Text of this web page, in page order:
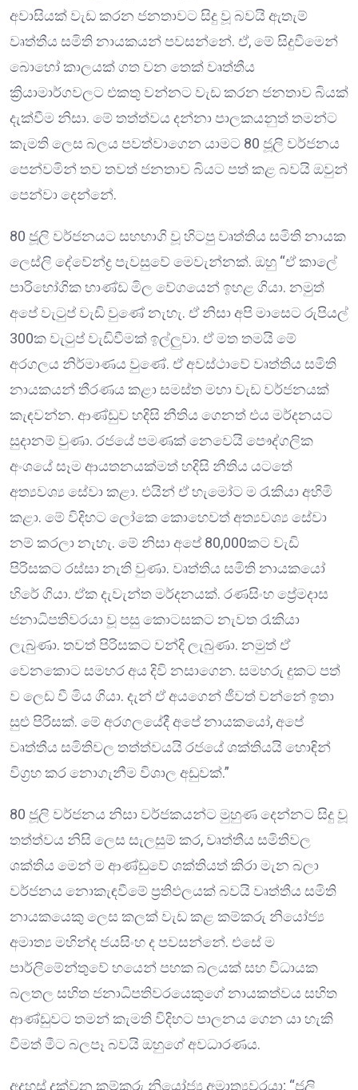
අවාසියක් වැඩ කරන ජනතාවට සිදු වූ බවයි ඇතැම්
වෘත්තීය සමිති නායකයන් පවසන්නේ. ඒ, මේ සිදුවීමෙන්
බොහෝ කාලයක් ගත වන තෙක් වෘත්තීය
ක්‍රියාමාර්ගවලට එකතු වන්නට වැඩ කරන ජනතාව බියක්
දැක්වීම නිසා. මේ තත්ත්වය දන්නා පාලකයනුත් තමන්ට
කැමති ලෙස බලය පවත්වාගෙන යාමට 80 ජූලි වර්ජනය
පෙන්වමින් තව තවත් ජනතාව බියට පත් කළ බවයි ඔවුන්
පෙන්වා දෙන්නේ.
80 ජූලි වර්ජනයට සහභාගි වූ හිටපු වෘත්තිය සමිති නායක
ලෙස්ලි දේවේන්ද්‍ර පැවසුවේ මෙවැන්නක්. ඔහු “ඒ කාලේ
පාරිභෝගික භාණ්ඩ මිල වේගයෙන් ඉහළ ගියා. නමුත්
අපේ වැටුප් වැඩි වුණේ නැහැ. ඒ නිසා අපි මාසෙට රුපියල්
300ක වැටුප් වැඩිවීමක් ඉල්ලුවා. ඒ මත තමයි මේ
අරගලය නිර්මාණය වුණේ. ඒ අවස්ථාවේ වෘත්තිය සමිති
නායකයන් තීරණය කළා සමස්ත මහා වැඩ වර්ජනයක්
කැඳවන්න. ආණ්ඩුව හදිසි නීතිය ගෙනත් එය මර්දනයට
සුදානම් වුණා. රජයේ පමණක් නෙවෙයි පෞද්ගලික
අංශයේ සෑම ආයතනයක්මත් හදිසි නීතිය යටතේ
අත්‍යවශ්‍ය සේවා කළා. එයින් ඒ හැමෝට ම රැකියා අහිමි
කළා. මේ විදිහට ලෝකෙ කොහෙවත් අත්‍යවශ්‍ය සේවා
නම් කරලා නැහැ. මේ නිසා අපේ 80,000කට වැඩි
පිරිසකට රස්සා නැති වුණා. වෘත්තිය සමිති නායකයෝ
හිරේ ගියා. ඒක දැවැන්ත මර්දනයක්. රණසිංහ ප්‍රේමදාස
ජනාධිපතිවරයා වූ පසු කොටසකට නැවත රැකියා
ලැබුණා. තවත් පිරිසකට වන්දි ලැබුණා. නමුත් ඒ
වෙනකොට සමහර අය දිවි නසාගෙන. සමහරු දුකට පත්
ව ලෙඩ වී මිය ගියා. දැන් ඒ අයගෙන් ජීවත් වන්නේ ඉතා
සුළු පිරිසක්. මේ අරගලයේදී අපේ නායකයෝ, අපේ
වෘත්තීය සමිතිවල තත්ත්වයයි රජයේ ශක්තියයි හොඳින්
විග්‍රහ කර නොගැනීම විශාල අඩුවක්.”
80 ජූලි වර්ජනය නිසා වර්ජකයන්ට මුහුණ දෙන්නට සිදු වූ
තත්ත්වය නිසි ලෙස සැලසුම් කර, වෘත්තීය සමිතිවල
ශක්තිය මෙන් ම ආණ්ඩුවේ ශක්තියත් කිරා මැන බලා
වර්ජනය නොකැඳවීමේ ප්‍රතිඵලයක් බවයි වෘත්තීය සමිති
නායකයෙකු ලෙස කලක් වැඩ කළ කම්කරු නියෝජ්‍ය
අමාත්‍ය මහින්ද ජයසිංහ ද පවසන්නේ. එසේ ම
පාර්ලිමේන්තුවේ හයෙන් පහක බලයක් සහ විධායක
බලතල සහිත ජනාධිපතිවරයෙකුගේ නායකත්වය සහිත
ආණ්ඩුවට තමන් කැමති විදිහට පාලනය ගෙන යා හැකි
වීමත් මීට බලපෑ බවයි ඔහුගේ අවධාරණය.
අදහස් දක්වන කම්කරු නියෝජ්‍ය අමාත්‍යවරයා; “ජූලි